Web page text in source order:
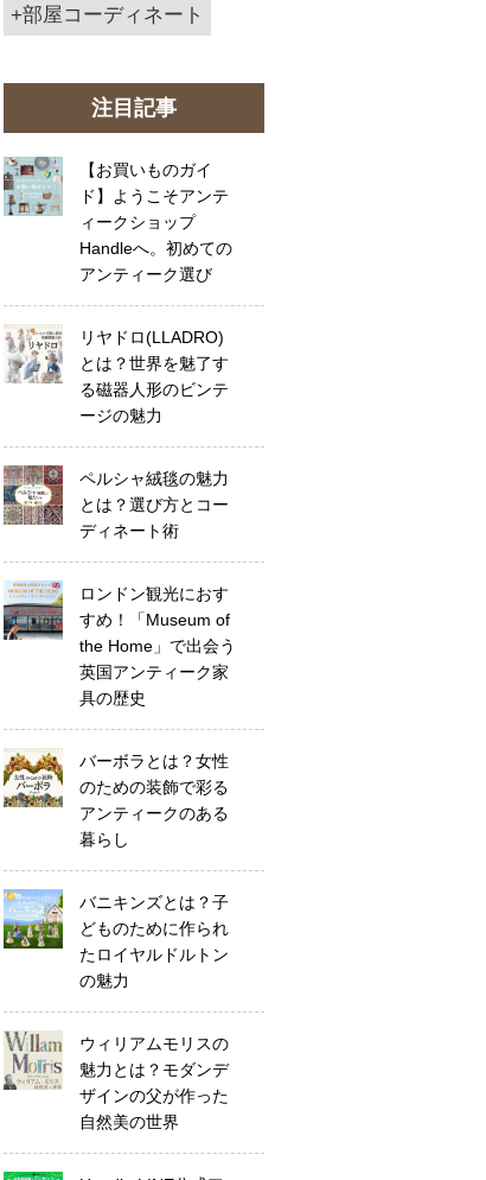
部屋コーディネート
注目記事
【お買いものガイ
ド】ようこそアンテ
ィークショップ
Handleへ。初めての
アンティーク選び
リヤドロ(LLADRO)
とは？世界を魅了す
る磁器人形のビンテ
ージの魅力
ペルシャ絨毯の魅力
とは？選び方とコー
ディネート術
ロンドン観光におす
すめ！「Museum of
the Home」で出会う
英国アンティーク家
具の歴史
バーボラとは？女性
のための装飾で彩る
アンティークのある
暮らし
バニキンズとは？子
どものために作られ
たロイヤルドルトン
の魅力
ウィリアムモリスの
魅力とは？モダンデ
ザインの父が作った
自然美の世界